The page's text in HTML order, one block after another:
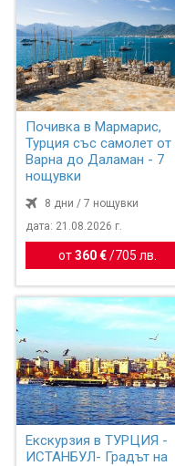
Почивка в Мармарис,
Турция със самолет от
Варна до Даламан - 7
нощувки
8 дни / 7 нощувки
дата: 21.08.2026 г.
от360 € / 705 лв.
Екскурзия в ТУРЦИЯ -
ИСТАНБУЛ- Градът на